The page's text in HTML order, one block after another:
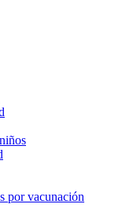
por vacunación